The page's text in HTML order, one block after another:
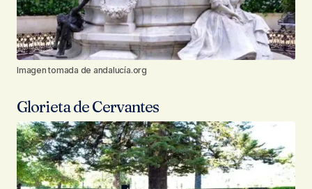
Imagen tomada de andalucía.org
Glorieta de Cervantes